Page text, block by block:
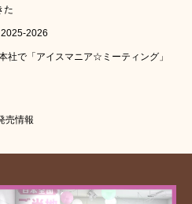
た
2026
社で「アイスマニア☆ミーティング」
売情報